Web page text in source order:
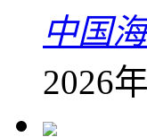
中国
2026